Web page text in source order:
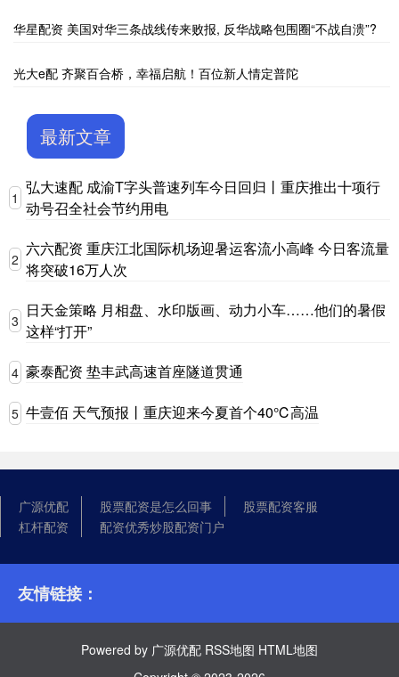
华星配资 美国对华三条战线传来败报, 反华战略包围圈“不战自溃”?
光大e配 齐聚百合桥，幸福启航！百位新人情定普陀
最新文章
1
弘大速配 成渝T字头普速列车今日回归丨重庆推出十项行
动号召全社会节约用电
2
六六配资 重庆江北国际机场迎暑运客流小高峰 今日客流量
将突破16万人次
3
日天金策略 月相盘、水印版画、动力小车……他们的暑假
这样“打开”
4 豪泰配资 垫丰武高速首座隧道贯通
5 牛壹佰 天气预报丨重庆迎来今夏首个40℃高温
广源优配 股票配资是怎么回事
股票配资客服
杠杆配资
配资优秀炒股配资门户
友情链接：
Powered by 广源优配 RSS地图 HTML地图